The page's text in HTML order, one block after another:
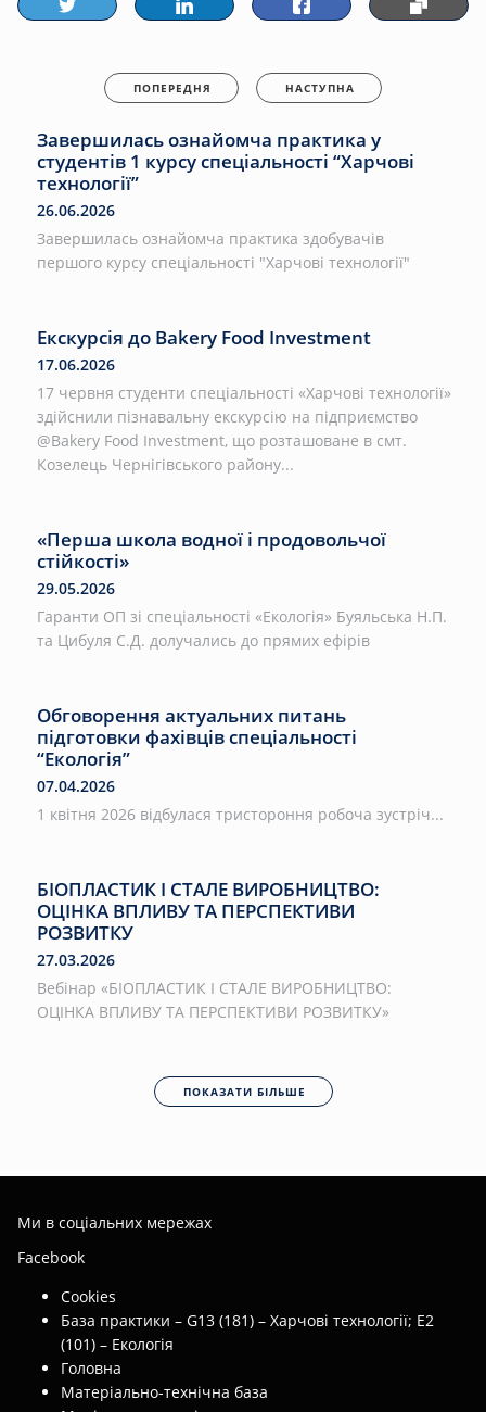
ПОПЕРЕДНЯ НАСТУПНА
Завершилась ознайомча практика у
студентів 1 курсу спеціальності “Харчові
технології”
26.06.2026
Завершилась ознайомча практика здобувачів
першого курсу спеціальності "Харчові технології"
Екскурсія до Bakery Food Investment
17.06.2026
17 червня студенти спеціальності «Харчові технології»
здійснили пізнавальну екскурсію на підприємство
@Bakery Food Investment, що розташоване в смт.
Козелець Чернігівського району...
«Перша школа водної і продовольчої
стійкості»
29.05.2026
Гаранти ОП зі спеціальності «Екологія» Буяльська Н.П.
та Цибуля С.Д. долучались до прямих ефірів
Обговорення актуальних питань
підготовки фахівців спеціальності
“Екологія”
07.04.2026
1 квітня 2026 відбулася тристороння робоча зустріч...
БІОПЛАСТИК І СТАЛЕ ВИРОБНИЦТВО:
ОЦІНКА ВПЛИВУ ТА ПЕРСПЕКТИВИ
РОЗВИТКУ
27.03.2026
Вебінар «БІОПЛАСТИК І СТАЛЕ ВИРОБНИЦТВО:
ОЦІНКА ВПЛИВУ ТА ПЕРСПЕКТИВИ РОЗВИТКУ»
ПОКАЗАТИ БІЛЬШЕ
Ми в соціальних мережах
Facebook
Cookies
База практики – G13 (181) – Харчові технології; E2
(101) – Екологія
Головна
Матеріально-технічна база